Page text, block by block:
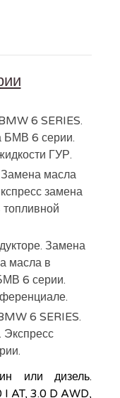
6 SERIES.
БМВ 6 серии.
ГУР.
масла
замена
Замена
масла в
6 серии.
6 SERIES.
Экспресс
или дизель.
I AT, 3.0 D AWD,